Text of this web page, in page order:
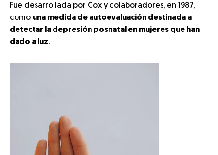
Fue desarrollada por Cox y colaboradores, en 1987,
como una medida de autoevaluación destinada a
detectar la depresión posnatal en mujeres que han
dado a luz.